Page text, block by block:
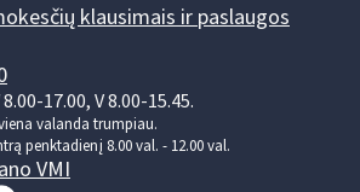
klausimais ir paslaugos
17.00, V 8.00-15.45.
valanda trumpiau.
penktadienį 8.00 val. - 12.00 val.
VMI